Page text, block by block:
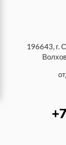
196643, г.